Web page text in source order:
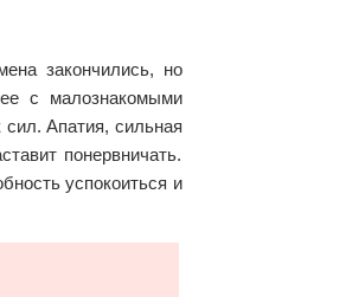
закончились, но
с малознакомыми
сил. Апатия, сильная
понервничать.
успокоиться и